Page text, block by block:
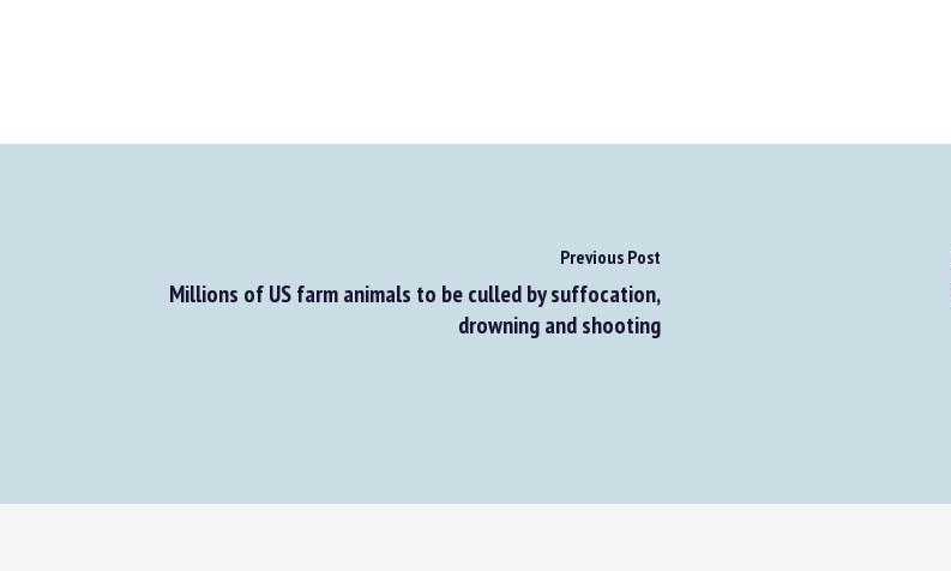
Previous Post
Millions of US farm animals to be culled by suffocation,
drowning and shooting